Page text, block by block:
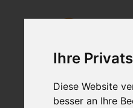
Ihre
Diese Website
besser an Ihre